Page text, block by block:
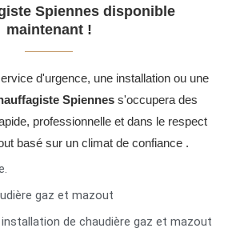
Spiennes disponible
maintenant !
d'urgence, une installation ou une
Spiennes s'occupera des
professionnelle et dans le respect
basé sur un climat de confiance .
gaz et mazout
de chaudière gaz et mazout